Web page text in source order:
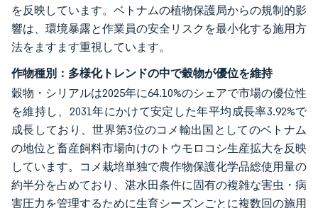
を反映しています。ベトナムの植物保護局からの規制的影
響は、環境暴露と作業員の安全リスクを最小化する施用方
法をますます重視しています。
作物種別：多様化トレンドの中で穀物が優位を維持
穀物・シリアルは2025年に64.10%のシェアで市場の優位性
を維持し、2031年にかけて安定した年平均成長率3.92%で
成長しており、世界第3位のコメ輸出国としてのベトナム
の地位と畜産飼料市場向けのトウモロコシ生産拡大を反映
しています。コメ栽培単独で農作物保護化学品総使用量の
約半分を占めており、湛水田条件に固有の複雑な害虫・病
害圧力を管理するために生育シーズンごとに複数回の施用